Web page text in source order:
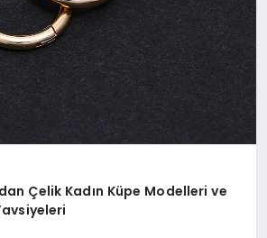
Çelik Kadın Küpe Modelleri ve